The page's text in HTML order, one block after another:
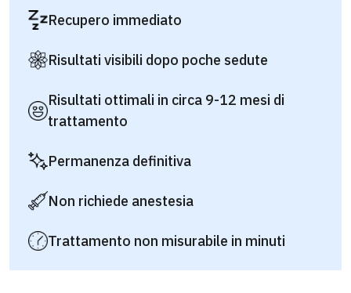
Recupero immediato
Risultati visibili dopo poche sedute
Risultati ottimali in circa 9-12 mesi di
trattamento
Permanenza definitiva
Non richiede anestesia
Trattamento non misurabile in minuti